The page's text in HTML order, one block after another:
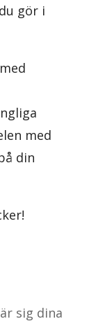
gör i
med
din
sig dina